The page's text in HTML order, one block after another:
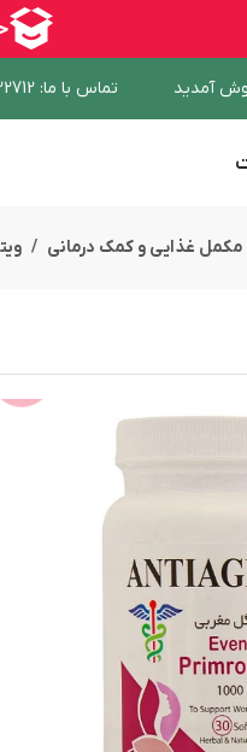
آمدید تماس با ما:
مکمل غذایی و کمک درمانی